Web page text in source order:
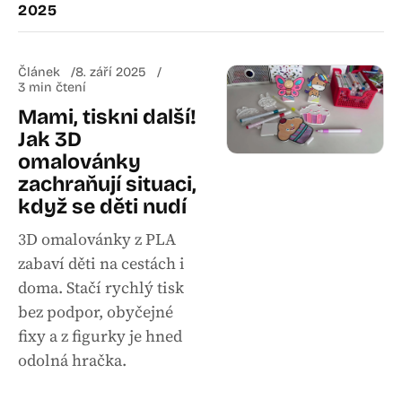
2025
Článek
8. září 2025
3 min čtení
Mami, tiskni další!
Jak 3D
omalovánky
zachraňují situaci,
když se děti nudí
3D omalovánky z PLA
zabaví děti na cestách i
doma. Stačí rychlý tisk
bez podpor, obyčejné
fixy a z figurky je hned
odolná hračka.